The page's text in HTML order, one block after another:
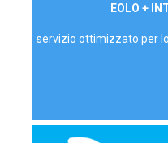
EOLO +
servizio ottimizzato per